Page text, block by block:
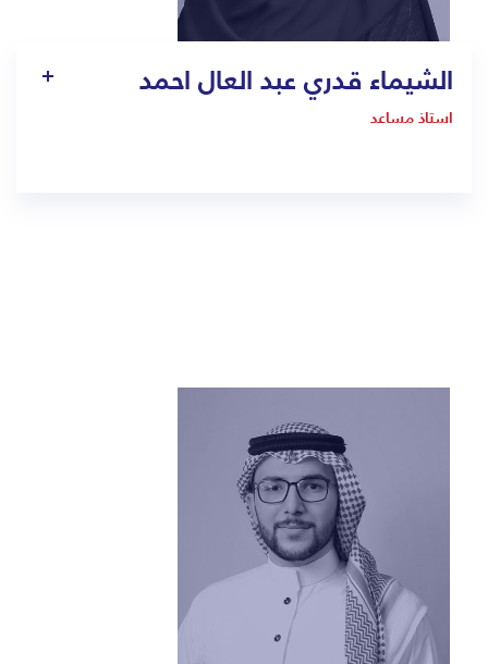
الشيماء قدري عبد العال احمد
استاذ مساعد